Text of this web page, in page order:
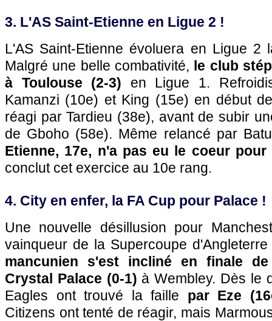
3. L'AS Saint-Etienne en Ligue 2 !
L'AS Saint-Etienne évoluera en Ligue 2
Malgré une belle combativité, le club
à Toulouse (2-3) en Ligue 1.
Kamanzi (10e) et King (15e) en début
réagi par Tardieu (38e), avant de subir
de Gboho (58e). Même relancé par
Etienne, 17e, n'a pas eu le coeur pour
conclut cet exercice au 10e rang.
4. City en enfer, la FA Cup pour Palace !
Une nouvelle désillusion pour
vainqueur de la Supercoupe
mancunien s'est incliné en finale
Crystal Palace (0-1) à Wembley. Dès le
Eagles ont trouvé la faille par Eze
Citizens ont tenté de réagir, mais